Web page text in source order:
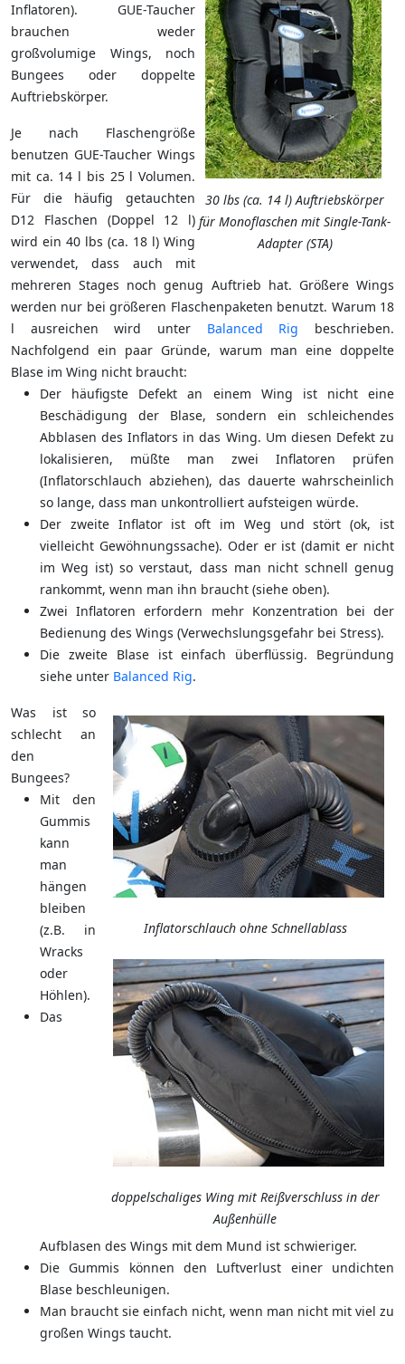
30 lbs (ca. 14 l) Auftriebskörper
für Monoflaschen mit Single-Tank-
Adapter (STA)
Inflatoren). GUE-Taucher
brauchen weder
großvolumige Wings, noch
Bungees oder doppelte
Auftriebskörper.
Je nach Flaschengröße
benutzen GUE-Taucher Wings
mit ca. 14 l bis 25 l Volumen.
Für die häufig getauchten
D12 Flaschen (Doppel 12 l)
wird ein 40 lbs (ca. 18 l) Wing
verwendet, dass auch mit
mehreren Stages noch genug Auftrieb hat. Größere Wings
werden nur bei größeren Flaschenpaketen benutzt. Warum 18
l ausreichen wird unter Balanced Rig beschrieben.
Nachfolgend ein paar Gründe, warum man eine doppelte
Blase im Wing nicht braucht:
Der häufigste Defekt an einem Wing ist nicht eine
Beschädigung der Blase, sondern ein schleichendes
Abblasen des Inflators in das Wing. Um diesen Defekt zu
lokalisieren, müßte man zwei Inflatoren prüfen
(Inflatorschlauch abziehen), das dauerte wahrscheinlich
so lange, dass man unkontrolliert aufsteigen würde.
Der zweite Inflator ist oft im Weg und stört (ok, ist
vielleicht Gewöhnungssache). Oder er ist (damit er nicht
im Weg ist) so verstaut, dass man nicht schnell genug
rankommt, wenn man ihn braucht (siehe oben).
Zwei Inflatoren erfordern mehr Konzentration bei der
Bedienung des Wings (Verwechslungsgefahr bei Stress).
Die zweite Blase ist einfach überflüssig. Begründung
siehe unter Balanced Rig.
Inflatorschlauch ohne Schnellablass
doppelschaliges Wing mit Reißverschluss in der
Außenhülle
Was ist so
schlecht an
den
Bungees?
Mit den
Gummis
kann
man
hängen
bleiben
(z.B. in
Wracks
oder
Höhlen).
Das
Aufblasen des Wings mit dem Mund ist schwieriger.
Die Gummis können den Luftverlust einer undichten
Blase beschleunigen.
Man braucht sie einfach nicht, wenn man nicht mit viel zu
großen Wings taucht.